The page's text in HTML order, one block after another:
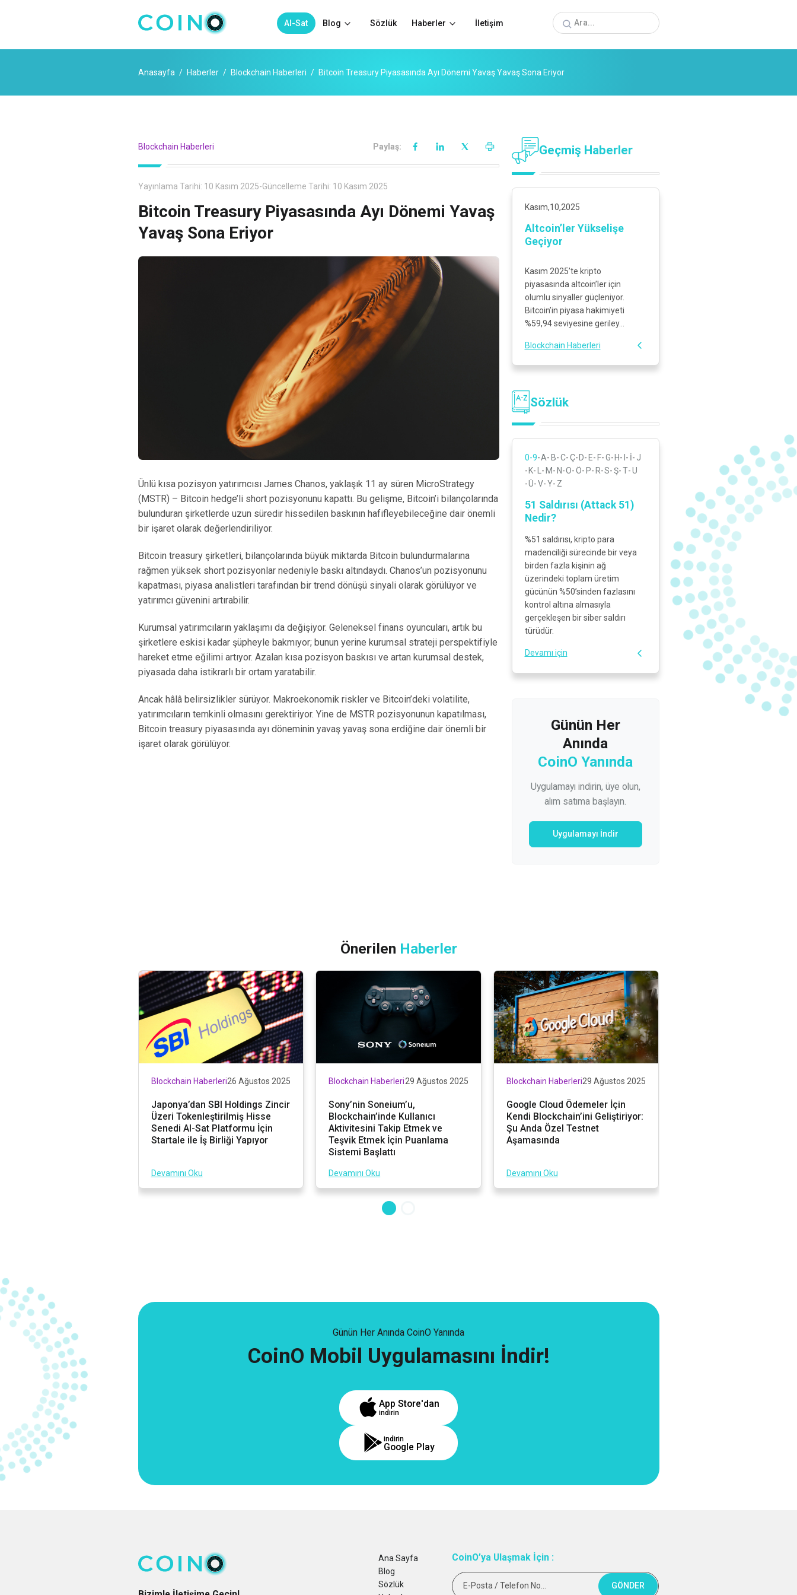
Al-Sat Blog Sözlük Haberler İletişim
Anasayfa Haberler Blockchain Haberleri Bitcoin Treasury Piyasasında Ayı Dönemi Yavaş Yavaş Sona Eriyor
Blockchain Haberleri Paylaş:
Yayınlama Tarihi: 10 Kasım 2025-Güncelleme Tarihi: 10 Kasım 2025
Bitcoin Treasury Piyasasında Ayı Dönemi Yavaş
Yavaş Sona Eriyor
Ünlü kısa pozisyon yatırımcısı James Chanos, yaklaşık 11 ay süren MicroStrategy
(MSTR) – Bitcoin hedge’li short pozisyonunu kapattı. Bu gelişme, Bitcoin’i bilançolarında
bulunduran şirketlerde uzun süredir hissedilen baskının hafifleyebileceğine dair önemli
bir işaret olarak değerlendiriliyor.
Bitcoin treasury şirketleri, bilançolarında büyük miktarda Bitcoin bulundurmalarına
rağmen yüksek short pozisyonlar nedeniyle baskı altındaydı. Chanos’un pozisyonunu
kapatması, piyasa analistleri tarafından bir trend dönüşü sinyali olarak görülüyor ve
yatırımcı güvenini artırabilir.
Kurumsal yatırımcıların yaklaşımı da değişiyor. Geleneksel finans oyuncuları, artık bu
şirketlere eskisi kadar şüpheyle bakmıyor; bunun yerine kurumsal strateji perspektifiyle
hareket etme eğilimi artıyor. Azalan kısa pozisyon baskısı ve artan kurumsal destek,
piyasada daha istikrarlı bir ortam yaratabilir.
Ancak hâlâ belirsizlikler sürüyor. Makroekonomik riskler ve Bitcoin’deki volatilite,
yatırımcıların temkinli olmasını gerektiriyor. Yine de MSTR pozisyonunun kapatılması,
Bitcoin treasury piyasasında ayı döneminin yavaş yavaş sona erdiğine dair önemli bir
işaret olarak görülüyor.
Geçmiş Haberler
Kasım,10,2025
Altcoin’ler Yükselişe
Geçiyor
Kasım 2025’te kripto
piyasasında altcoin’ler için
olumlu sinyaller güçleniyor.
Bitcoin’in piyasa hakimiyeti
%59,94 seviyesine geriley...
Blockchain Haberleri
Sözlük
0-9 A B C Ç D E F G H İ J
K L M N O Ö P R S Ş T U
Ü V Y Z
51 Saldırısı (Attack 51)
Nedir?
%51 saldırısı, kripto para
madenciliği sürecinde bir veya
birden fazla kişinin ağ
üzerindeki toplam üretim
gücünün %50’sinden fazlasını
kontrol altına almasıyla
gerçekleşen bir siber saldırı
türüdür.
Devamı için
Günün Her
Anında
CoinO Yanında
Uygulamayı indirin, üye olun,
alım satıma başlayın.
Uygulamayı İndir
Önerilen Haberler
Blockchain Haberleri26 Ağustos 2025
Japonya’dan SBI Holdings Zincir
Üzeri Tokenleştirilmiş Hisse
Senedi Al-Sat Platformu İçin
Startale ile İş Birliği Yapıyor
Devamını Oku
Blockchain Haberleri29 Ağustos 2025
Sony’nin Soneium’u,
Blockchain’inde Kullanıcı
Aktivitesini Takip Etmek ve
Teşvik Etmek İçin Puanlama
Sistemi Başlattı
Devamını Oku
Blockchain Haberleri29 Ağustos 2025
Google Cloud Ödemeler İçin
Kendi Blockchain’ini Geliştiriyor:
Şu Anda Özel Testnet
Aşamasında
Devamını Oku
Günün Her Anında CoinO Yanında
CoinO Mobil Uygulamasını İndir!
App Store'dan
indirin
indirin
Google Play
Ana Sayfa
Blog
Sözlük
CoinO’ya Ulaşmak İçin :
E-Posta / Telefon No... GÖNDER